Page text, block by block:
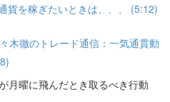
貨を稼ぎたいときは、、、 (5:12)
徹のトレード通信：一気通貫動
月曜に飛んだとき取るべき行動